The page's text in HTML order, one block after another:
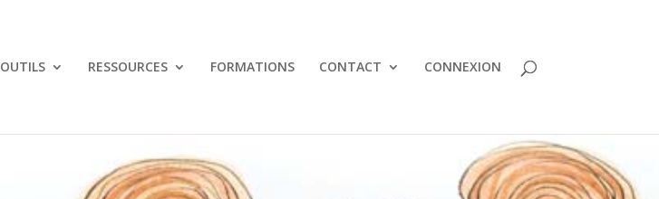
OUTILS RESSOURCES FORMATIONS CONTACT CONNEXION